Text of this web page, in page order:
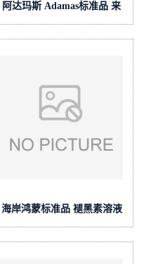
阿达玛斯 Adamas标准品 来
曲唑杂质2,cas号:620-22-4,货
海岸鸿蒙标准品 褪黑素溶液
标准物质(泰坦供应)